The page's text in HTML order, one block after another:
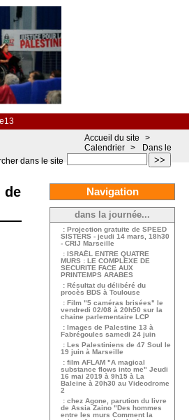
>>
dans le site
Accueil du site
>
Calendrier >
Dans le
de
Navigation
dans la journée...
: Projection gratuite de SPEED
SISTERS - jeudi 14 mars, 18h30
- CRIJ Marseille
: ISRAËL ENTRE QUATRE
MURS : LE COMPLEXE DE
SECURITE FACE AUX
PRINTEMPS ARABES
: Résultat du délibéré du
procès BDS à Toulouse
: Film "5 caméras brisées" le
vendredi 02/08 à 20h50 sur la
chaine parlementaire LCP
: Images de Palestine 13 à
Fabrégoules samedi 24 juin
: Les Palestiniens de 47 Soul le
19 juin à Marseille
: film AFLAM "A magical
substance flows into me" Jeudi
16 mai 2019 à 9h15 à La
Baleine à 20h30 au Videodrome
2
: chez Agone, parution du livre
de Assia Zaino "Des hommes
entre les murs Comment la